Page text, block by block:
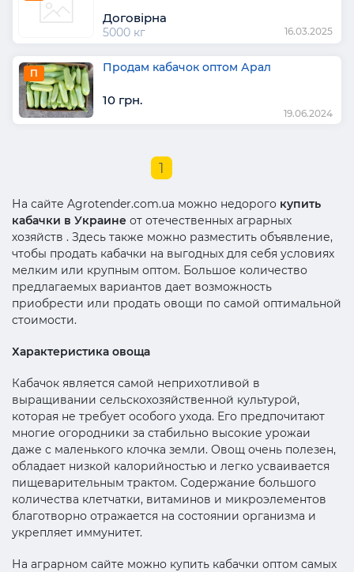
Договірна
5000 кг 16.03.2025
П Продам кабачок оптом Арал
10 грн.
19.06.2024
1
На сайте Agrotender.com.ua можно недорого купить
кабачки в Украине от отечественных аграрных
хозяйств . Здесь также можно разместить объявление,
чтобы продать кабачки на выгодных для себя условиях
мелким или крупным оптом. Большое количество
предлагаемых вариантов дает возможность
приобрести или продать овощи по самой оптимальной
стоимости.
Характеристика овоща
Кабачок является самой неприхотливой в
выращивании сельскохозяйственной культурой,
которая не требует особого ухода. Его предпочитают
многие огородники за стабильно высокие урожаи
даже с маленького клочка земли. Овощ очень полезен,
обладает низкой калорийностью и легко усваивается
пищеварительным трактом. Содержание большого
количества клетчатки, витаминов и микроэлементов
благотворно отражается на состоянии организма и
укрепляет иммунитет.
На аграрном сайте можно купить кабачки оптом самых